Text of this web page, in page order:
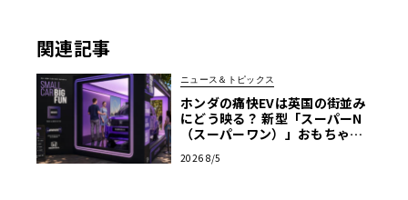
関連記事
ニュース＆トピックス
ホンダの痛快EVは英国の街並み
にどう映る？ 新型「スーパーN
（スーパーワン）」おもちゃ箱
2026 8/5